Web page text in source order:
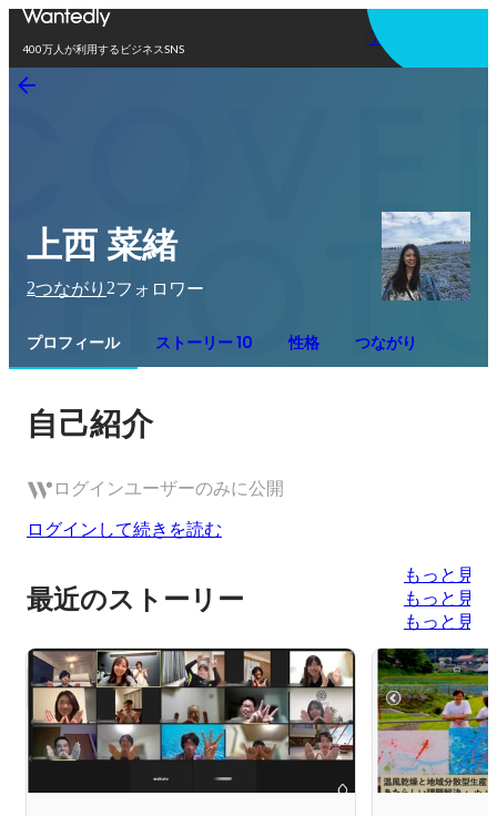
400万人が利用するビジネスSNS
アプリを使う
上西 菜緒
2つながり 2フォロワー
プロフィール ストーリー 10 性格 つながり
自己紹介
ログインユーザーのみに公開
ログインして続きを読む
最近のストーリー
もっと見る
もっと見る
もっと見る